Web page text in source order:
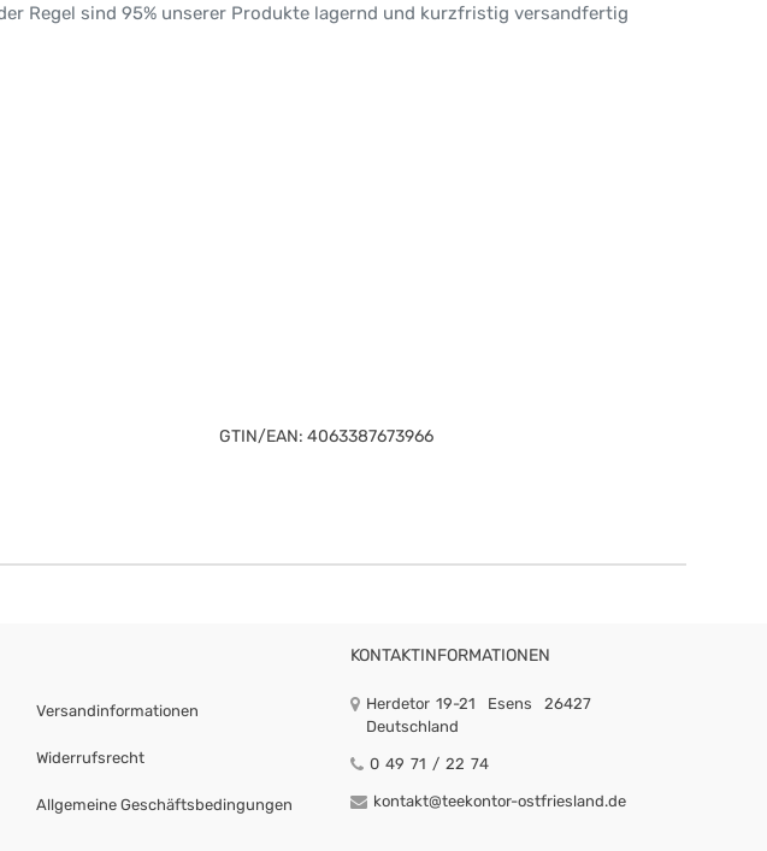
Regel sind 95% unserer Produkte lagernd und kurzfristig versandfertig
GTIN/EAN: 4063387673966
Versandinformationen
Widerrufsrecht
Allgemeine Geschäftsbedingungen
KONTAKTINFORMATIONEN
Herdetor 19-21 Esens
26427
Deutschland
0 49 71 / 22 74
kontakt@teekontor-ostfriesland.de